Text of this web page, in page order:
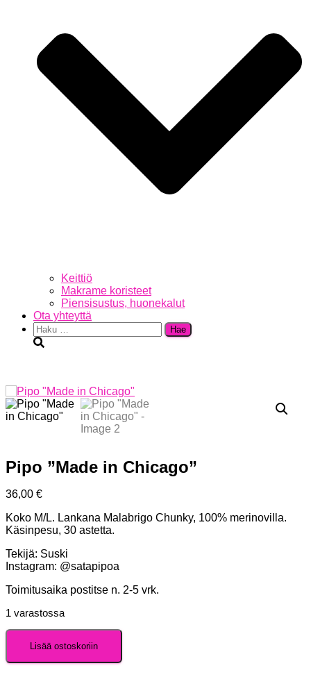
Keittiö
Makrame koristeet
Piensisustus, huonekalut
Ota yhteyttä
Haku:
Pipo ”Made in Chicago”
36,00 €
Koko M/L. Lankana Malabrigo Chunky, 100% merinovilla.
Käsinpesu, 30 astetta.
Tekijä: Suski
Instagram: @satapipoa
Toimitusaika postitse n. 2-5 vrk.
1 varastossa
Pipo
"Made
in
Lisää ostoskoriin